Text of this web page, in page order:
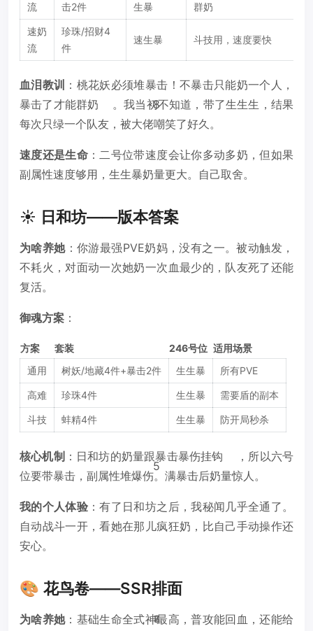
流
击2件
生暴
群奶
8
速奶
流
珍珠/招财4
件
速生暴 斗技用，速度要快
血泪教训 ：桃花妖必须堆暴击！不暴击只能奶一个人，
暴击了才能群奶
8
。我当初不知道，带了生生生，结果
每次只绿一个队友，被大佬嘲笑了好久。
速度还是生命 ：二号位带速度会让你多动多奶，但如果
副属性速度够用，生生暴奶量更大。自己取舍。
☀️ 日和坊——版本答案
为啥养她：你游最强PVE奶妈，没有之一。被动触发，
不耗火，对面动一次她奶一次血最少的，队友死了还能
复活。
御魂方案 ：
方案 套装 246号位 适用场景
通用
树妖/地藏4件+暴击2件 生生暴 所有PVE
高难 珍珠4件 生生暴 需要盾的副本
斗技 蚌精4件 生生暴 防开局秒杀
核心机制 ：日和坊的奶量跟暴击暴伤挂钩
5
，所以六号
位要带暴击，副属性堆爆伤。满暴击后奶量惊人。
我的个人体验 ：有了日和坊之后，我秘闻几乎全通了。
自动战斗一开，看她在那儿疯狂奶，比自己手动操作还
安心。
🎨 花鸟卷——SSR排面
为啥养她：基础生命全式神最高，普攻能回血，还能给
1
7